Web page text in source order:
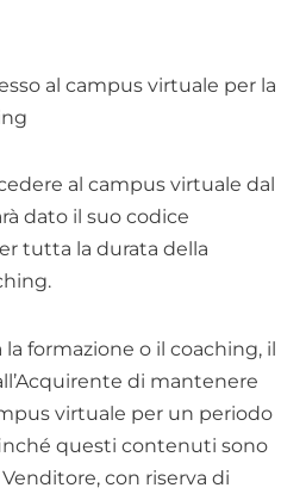
al campus virtuale per la
al campus virtuale dal
dato il suo codice
tutta la durata della
formazione o il coaching, il
di mantenere
virtuale per un periodo
questi contenuti sono
con riserva di